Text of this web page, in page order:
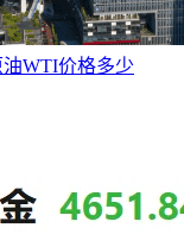
WTI价格多少